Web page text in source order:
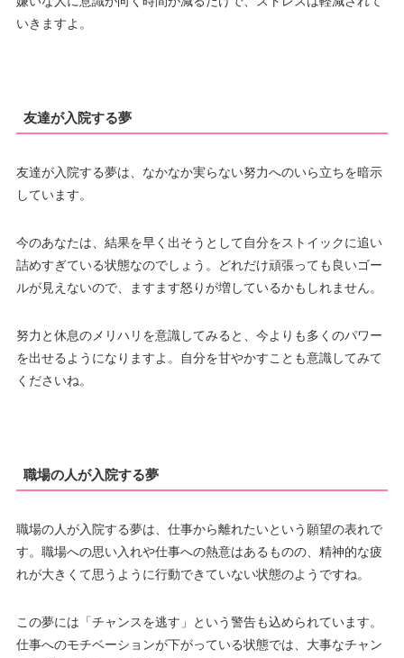
いきますよ。
友達が入院する夢
友達が入院する夢は、なかなか実らない努力へのいら立ちを暗示
しています。
今のあなたは、結果を早く出そうとして自分をストイックに追い
詰めすぎている状態なのでしょう。どれだけ頑張っても良いゴー
ルが見えないので、ますます怒りが増しているかもしれません。
努力と休息のメリハリを意識してみると、今よりも多くのパワー
を出せるようになりますよ。自分を甘やかすことも意識してみて
くださいね。
職場の人が入院する夢
職場の人が入院する夢は、仕事から離れたいという願望の表れで
す。職場への思い入れや仕事への熱意はあるものの、精神的な疲
れが大きくて思うように行動できていない状態のようですね。
この夢には「チャンスを逃す」という警告も込められています。
仕事へのモチベーションが下がっている状態では、大事なチャン